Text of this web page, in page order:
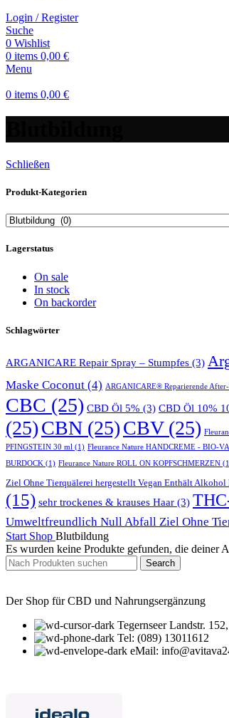
Login / Register
Suche
0 Wishlist
0 items 0,00 €
Menu
0 items 0,00 €
Schließen
Produkt-Kategorien
Lagerstatus
On sale
In stock
On backorder
Schlagwörter
ARGANICARE Repair Spray – Stumpfes (3)
Maske Coconut (4) ARGANICARE® Reparierende
CBC (25) CBD Öl 5% (3) CBD Öl 10%
(25)CBN (25)CBV(25)
PFINGSTEIN 30 ml (1) Fleurance Nature HANDCREME - BIO-
BURDOCK (1) Fleurance Nature ROLL ON KOPFSCHMERZEN
Ziel Ohne Tierquälerei hergestellt Vegan Enthält Alkohol
(15) sehr trockenes & krauses Haar (3)
Umweltfreundlich Null Abfall Ziel Ohne
Start Shop Blutbildung
Es wurden keine Produkte gefunden, die deiner
Search
Der Shop für CBD und Nahrungsergänzung
Tegernseer Landstr.
Tel: (089) 13011612
eMail: